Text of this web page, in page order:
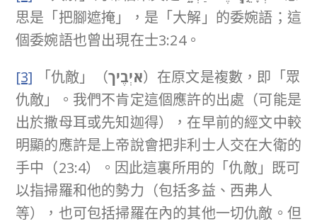
思是「把腳遮掩」，是「大解」的委婉語；這
個委婉語也曾出現在士3:24。
[3] 「仇敵」（אֹיְבֶיך）在原文是複數，即「眾
仇敵」。我們不肯定這個應許的出處（可能是
出於撒母耳或先知迦得），在早前的經文中較
明顯的應許是上帝說會把非利士人交在大衛的
手中（23:4）。因此這裏所用的「仇敵」既可
以指掃羅和他的勢力（包括多益、西弗人
等），也可包括掃羅在內的其他一切仇敵。但